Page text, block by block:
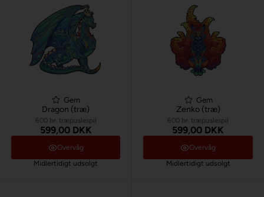
Gem
Dragon (træ)
600 br. træpuslespil
599,00 DKK
Overvåg
Midlertidigt udsolgt
Gem
Zenko (træ)
600 br. træpuslespil
599,00 DKK
Overvåg
Midlertidigt udsolgt